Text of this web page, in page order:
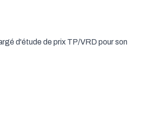
d'étude de prix TP/VRD pour son